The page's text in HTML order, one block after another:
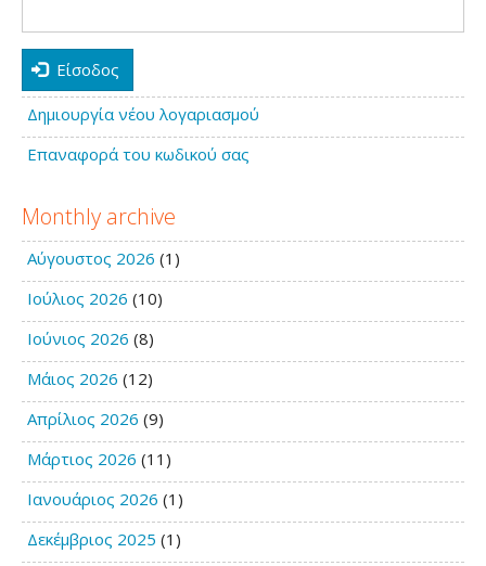
Είσοδος
Δημιουργία νέου λογαριασμού
Επαναφορά του κωδικού σας
Monthly archive
Αύγουστος 2026 (1)
Ιούλιος 2026 (10)
Ιούνιος 2026 (8)
Μάιος 2026 (12)
Απρίλιος 2026 (9)
Μάρτιος 2026 (11)
Ιανουάριος 2026 (1)
Δεκέμβριος 2025 (1)